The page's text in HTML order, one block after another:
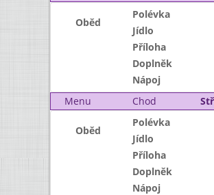
Oběd
Polévka
Jídlo
Příloha
Doplněk
Nápoj
Menu
Chod
Oběd
Polévka
Jídlo
Příloha
Doplněk
Nápoj